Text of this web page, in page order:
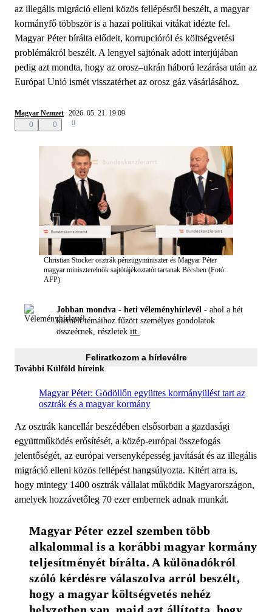
az illegális migráció elleni közös fellépésről beszélt, a magyar
kormányfő többször is a hazai politikai vitákat idézte fel.
Magyar Péter bírálta elődeit, korrupcióról és költségvetési
problémákról beszélt. A lengyel sajtónak adott interjújában
pedig azt mondta, hogy az orosz–ukrán háború lezárása után az
Európai Unió ismét visszatérhet az orosz gáz vásárlásához.
Magyar Nemzet 2026. 05. 21. 19:09
0
0 0
Christian Stocker osztrák pénzügyminiszter és Magyar Péter
magyar miniszterelnök sajtótájékoztatót tartanak Bécsben (Fotó:
AFP)
Jobban mondva - heti véleményhírlevél - ahol a hét
kiemelt témáihoz fűzött személyes gondolatok
összeérnek, részletek itt.
Feliratkozom a hírlevélre
További Külföld híreink
Magyar Péter: Gödöllőn együttes kormányülést tart az
osztrák és a magyar kormány
Az osztrák kancellár beszédében elsősorban a gazdasági
együttműködés erősítését, a közép-európai összefogás
jelentőségét, az európai versenyképesség javítását és az illegális
migráció elleni közös fellépést hangsúlyozta. Kitért arra is,
hogy mintegy 1400 osztrák vállalat működik Magyarországon,
amelyek hozzávetőleg 70 ezer embernek adnak munkát.
Magyar Péter ezzel szemben több
alkalommal is a korábbi magyar kormány
teljesítményét bírálta. A különadókról
szóló kérdésre válaszolva arról beszélt,
hogy a magyar költségvetés nehéz
helyzetben van, majd azt állította, hogy